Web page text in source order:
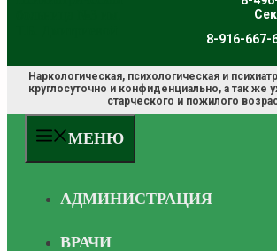
8-916-
Наркологическая, психологическая и
круглосуточно и конфиденциально, а так же
старческого и пожилого
МЕНЮ
АДМИНИСТРАЦИЯ
ВРАЧИ